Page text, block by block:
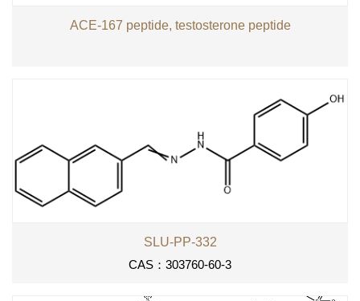
ACE-167 peptide, testosterone peptide
SLU-PP-332
CAS：303760-60-3